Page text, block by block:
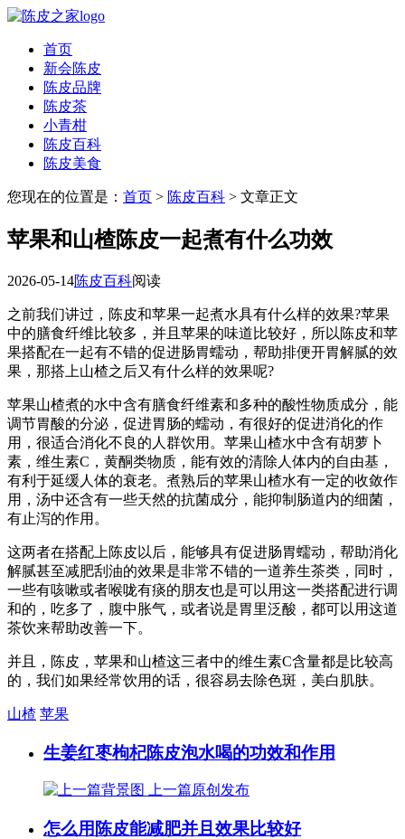
首页
新会陈皮
陈皮品牌
陈皮茶
小青柑
陈皮百科
陈皮美食
您现在的位置是： 首页 > 陈皮百科 > 文章正文
苹果和山楂陈皮一起煮有什么功效
2026-05-14陈皮百科阅读
之前我们讲过，陈皮和苹果一起煮水具有什么样的效果?苹果
中的膳食纤维比较多，并且苹果的味道比较好，所以陈皮和苹
果搭配在一起有不错的促进肠胃蠕动，帮助排便开胃解腻的效
果，那搭上山楂之后又有什么样的效果呢?
苹果山楂煮的水中含有膳食纤维素和多种的酸性物质成分，能
调节胃酸的分泌，促进胃肠的蠕动，有很好的促进消化的作
用，很适合消化不良的人群饮用。苹果山楂水中含有胡萝卜
素，维生素C，黄酮类物质，能有效的清除人体内的自由基，
有利于延缓人体的衰老。煮熟后的苹果山楂水有一定的收敛作
用，汤中还含有一些天然的抗菌成分，能抑制肠道内的细菌，
有止泻的作用。
这两者在搭配上陈皮以后，能够具有促进肠胃蠕动，帮助消化
解腻甚至减肥刮油的效果是非常不错的一道养生茶类，同时，
一些有咳嗽或者喉咙有痰的朋友也是可以用这一类搭配进行调
和的，吃多了，腹中胀气，或者说是胃里泛酸，都可以用这道
茶饮来帮助改善一下。
并且，陈皮，苹果和山楂这三者中的维生素C含量都是比较高
的，我们如果经常饮用的话，很容易去除色斑，美白肌肤。
山楂 苹果
生姜红枣枸杞陈皮泡水喝的功效和作用
上一篇原创发布
怎么用陈皮能减肥并且效果比较好